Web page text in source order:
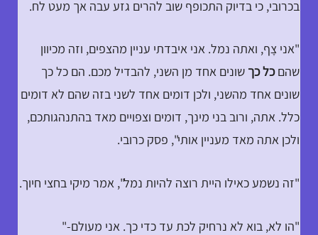
בכרובי, כי בדיוק התכופף שוב להרים גזע עבה אך מעט לח.
"אני צָף, ואתה נמל. אני איבדתי עניין מהצפים, וזה מכיוון
שהםכל כך שונים אחד מן השני, להבדיל מכם. הם כל כך
שונים אחד מהשני, ולכן דומים אחד לשני בזה שהם לא דומים
כלל. אתה, ורוב בני מינך, דומים וצפויים מאד בהתנהגותכם,
ולכן אתה מאד מעניין אותי", פסק כרובי.
"זה נשמע כאילו היית רוצה להיות נמל", אמר מיקי בחצי חיוך.
"הו לא, בוא לא נרחיק לכת עד כדי כך. אני מעולם-"